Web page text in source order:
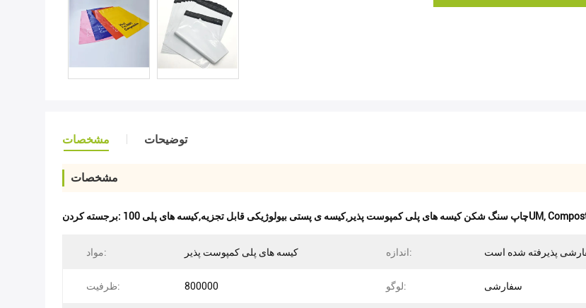
مشخصات توضیحات
مشخصات
برجسته کردن: چاپ سنگ شکن کیسه های پلی کمپوست پذیر,کیسه ی پستی بیولوژیکی قابل تجزیه,کیسه های پلی 100UM,
مواد: کیسه های پلی کمپوست پذیر اندازه: پذیرفته شده است
ظرفیت: 800000 لوگو: سفارشی